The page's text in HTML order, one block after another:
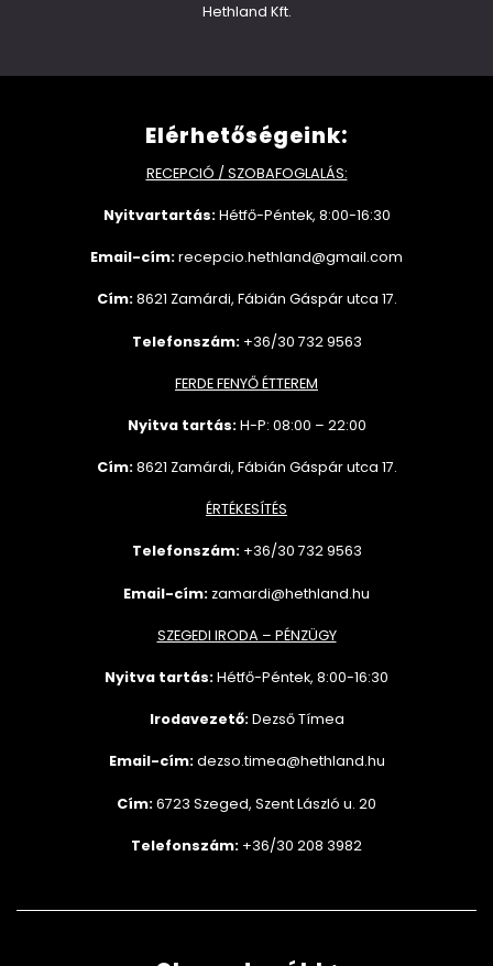
Hethland Kft.
Elérhetőségeink:
RECEPCIÓ / SZOBAFOGLALÁS:
Nyitvartartás:Hétfő-Péntek, 8:00-16:30
Email-cím:recepcio.hethland@gmail.com
Cím:8621 Zamárdi, Fábián Gáspár utca 17.
Telefonszám: +36/30 732 9563
FERDE FENYŐ ÉTTEREM
Nyitva tartás:H-P: 08:00 – 22:00
Cím:8621 Zamárdi, Fábián Gáspár utca 17.
ÉRTÉKESÍTÉS
Telefonszám: +36/30 7329563
Email-cím: zamardi@hethland.hu
SZEGEDI IRODA – PÉNZÜGY
Nyitva tartás:Hétfő-Péntek, 8:00-16:30
Irodavezető:Dezső Tímea
Email-cím: dezso.timea@hethland.hu
Cím:6723 Szeged, Szent László u. 20
Telefonszám: +36/30 208 3982